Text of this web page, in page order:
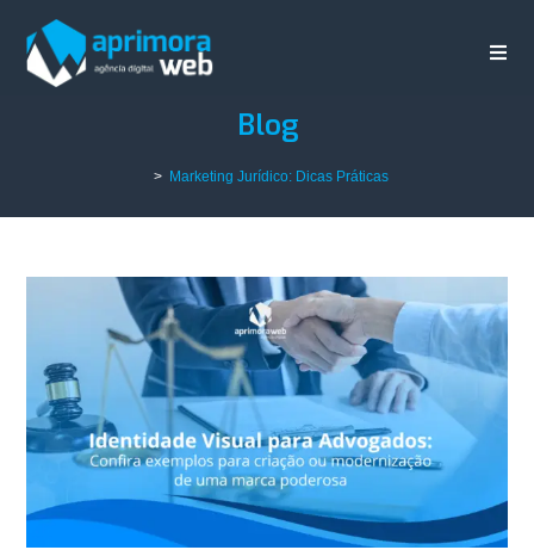
Blog
> Marketing Jurídico: Dicas Práticas